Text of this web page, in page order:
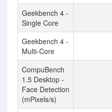
Geekbench 4 -
Single Core
Geekbench 4 -
Multi-Core
CompuBench
1.5 Desktop -
Face Detection
(mPixels/s)